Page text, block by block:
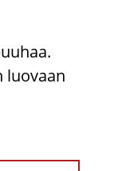
luo­vaan